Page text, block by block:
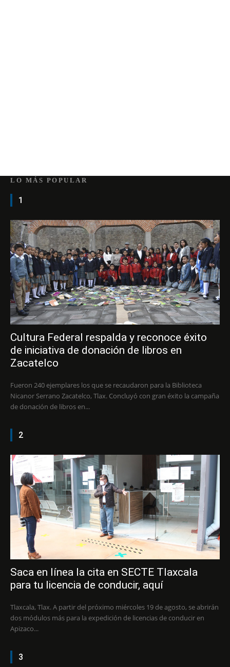
LO MÁS POPULAR
1
Cultura Federal respalda y reconoce éxito
de iniciativa de donación de libros en
Zacatelco
Fueron 240 ejemplares los que se recaudaron para la Biblioteca
Nicanor Serrano Zacatelco, Tlax. Concluyó con gran éxito la campaña
de donación de libros en...
2
Saca en línea la cita en SECTE Tlaxcala
para tu licencia de conducir, aquí
Tlaxcala, Tlax. A partir del próximo miércoles 19 de agosto, se abrirán
dos módulos más para la expedición de licencias de conducir en
Apizaco...
3